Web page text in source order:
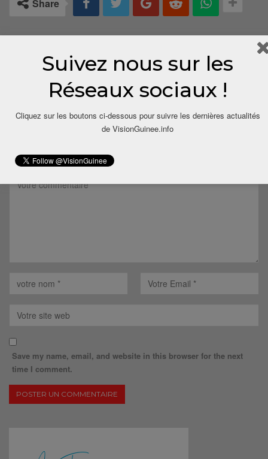
Share
LAISSER UN COMMENTAIRE
Save my name, email, and website in this browser for the next
time I comment.
Suivez nous sur les
Réseaux sociaux !
Cliquez sur les boutons ci-dessous pour suivre les dernières actualités
de VisionGuinee.info